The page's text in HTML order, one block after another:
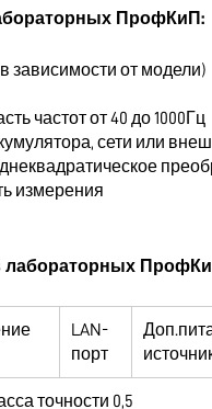
ПрофКиП:
зависимости от модели)
частот от 40 до 1000Гц
сети или
измерения
лабораторных
LAN-
порт
точности 0,5